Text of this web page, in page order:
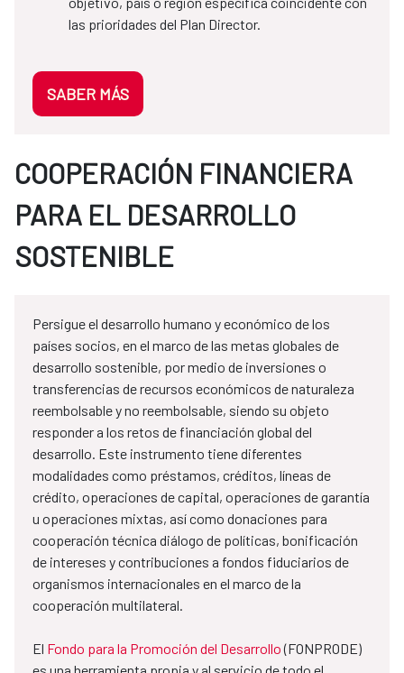
las prioridades del Plan Director.
SABER MÁS
COOPERACIÓN FINANCIERA
PARA EL DESARROLLO
SOSTENIBLE
Persigue el desarrollo humano y económico de los
países socios, en el marco de las metas globales de
desarrollo sostenible, por medio de inversiones o
transferencias de recursos económicos de naturaleza
reembolsable y no reembolsable, siendo su objeto
responder a los retos de financiación global del
desarrollo. Este instrumento tiene diferentes
modalidades como préstamos, créditos, líneas de
crédito, operaciones de capital, operaciones de garantía
u operaciones mixtas, así como donaciones para
cooperación técnica diálogo de políticas, bonificación
de intereses y contribuciones a fondos fiduciarios de
organismos internacionales en el marco de la
cooperación multilateral.
El Fondo para la Promoción del Desarrollo(FONPRODE)